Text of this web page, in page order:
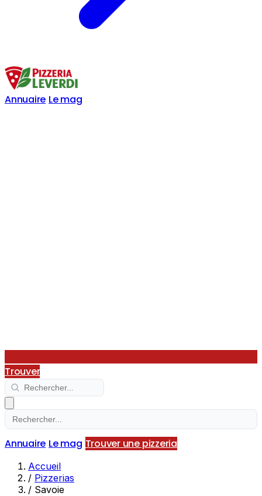
Annuaire Le mag
Trouver
Annuaire Le mag Trouver une pizzeria
Accueil
/ Pizzerias
/ Savoie